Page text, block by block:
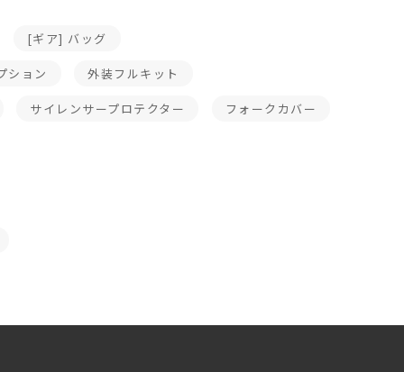
[ギア] バッグ
ション 外装フルキット
サイレンサープロテクター フォークカバー